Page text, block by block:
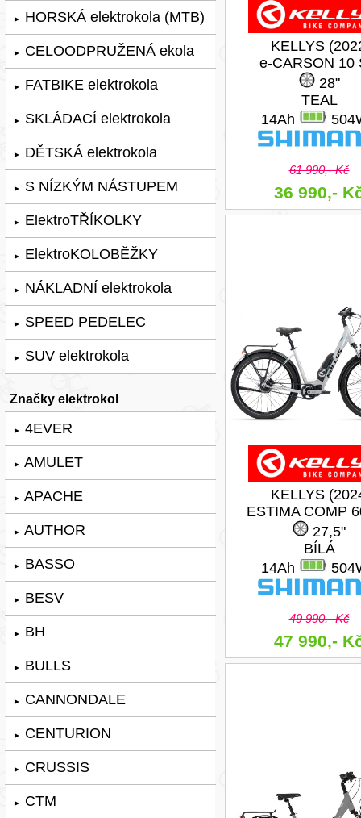
► HORSKÁ elektrokola (MTB)
► CELOODPRUŽENÁ ekola
► FATBIKE elektrokola
► SKLÁDACÍ elektrokola
► DĚTSKÁ elektrokola
► S NÍZKÝM NÁSTUPEM
► ElektroTŘÍKOLKY
► ElektroKOLOBĚŽKY
► NÁKLADNÍ elektrokola
► SPEED PEDELEC
► SUV elektrokola
Značky elektrokol
► 4EVER
► AMULET
► APACHE
► AUTHOR
► BASSO
► BESV
► BH
► BULLS
► CANNONDALE
► CENTURION
► CRUSSIS
► CTM
KELLYS
e-CARSON 10
28"
TEAL
14Ah
61 990,- Kč
36 990,-
KELLYS
ESTIMA COMP
27,5"
BÍLÁ
14Ah
49 990,- Kč
47 990,-